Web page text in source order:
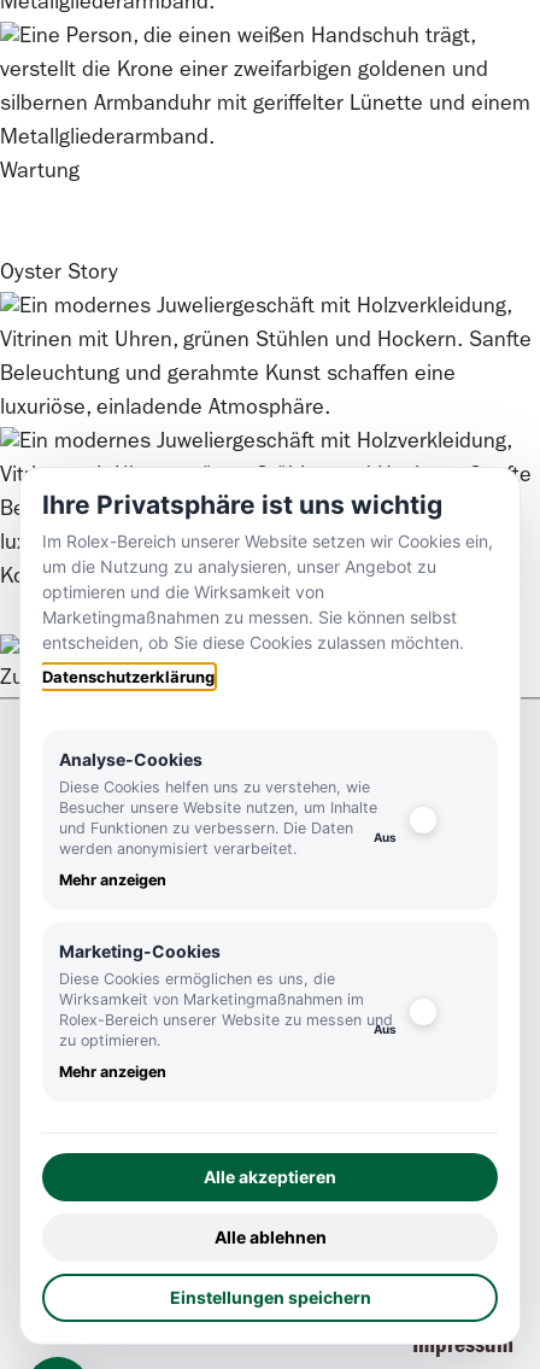
Wartung
Oyster Story
Kontaktieren Sie uns
Zurück nach oben
FooterKontakt
Kutter 1825
Königstraße 46
70173 Stuttgart
info@kutter1825.de
+0711 290460
Öffnungszeiten
10:00 - 18:45
10:00 - 16:00
Datenschutz
Impressum
Ihre Privatsphäre ist uns wichtig
Im Rolex-Bereich unserer Website setzen wir Cookies ein,
um die Nutzung zu analysieren, unser Angebot zu
optimieren und die Wirksamkeit von
Marketingmaßnahmen zu messen. Sie können selbst
entscheiden, ob Sie diese Cookies zulassen möchten.
Datenschutzerklärung
Analyse-Cookies
Diese Cookies helfen uns zu verstehen, wie
Besucher unsere Website nutzen, um Inhalte
und Funktionen zu verbessern. Die Daten
werden anonymisiert verarbeitet.
Mehr anzeigen
Marketing-Cookies
Diese Cookies ermöglichen es uns, die
Wirksamkeit von Marketingmaßnahmen im
Rolex-Bereich unserer Website zu messen und
zu optimieren.
Mehr anzeigen
Alle akzeptieren
Alle ablehnen
Einstellungen speichern